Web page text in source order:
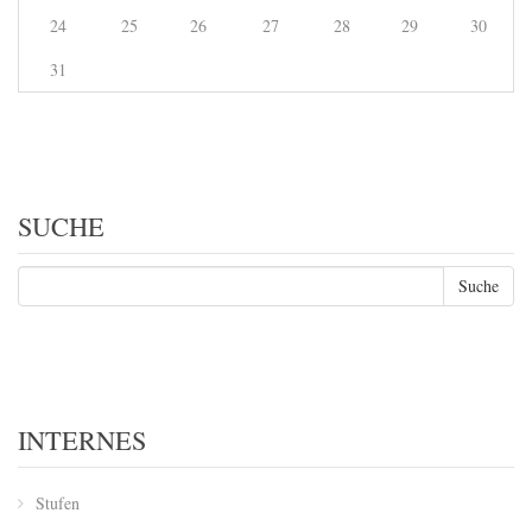
24 25 26 27 28 29
30
31
SUCHE
INTERNES
Stufen